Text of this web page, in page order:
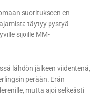
suoritukseen en
täytyy pystyä
sijoille MM-
lähdön jälkeen viidentenä,
perään. Erän
mutta ajoi selkeästi